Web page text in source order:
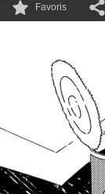
Favoris